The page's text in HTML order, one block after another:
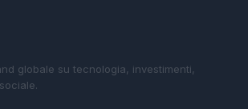
globale su tecnologia, investimenti,